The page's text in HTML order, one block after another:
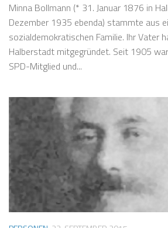
Minna Bollmann (* 31. Januar 1876 in
Dezember 1935 ebenda) stammte aus
sozialdemokratischen Familie. Ihr Vater
Halberstadt mitgegründet. Seit 1905
SPD-Mitglied und...